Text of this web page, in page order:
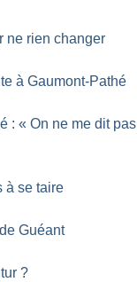
ne rien changer
à Gaumont-Pathé
: « On ne me dit pas
à se taire
Guéant
?